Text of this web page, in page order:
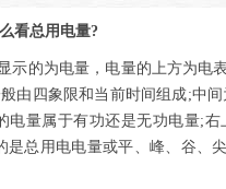
总用电量?
由四象限和当前时间组成;中
电量属于有功还是无功电量;右
是总用电电量或平、峰、谷、